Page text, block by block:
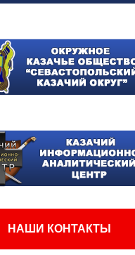
НАШИ КОНТАКТЫ